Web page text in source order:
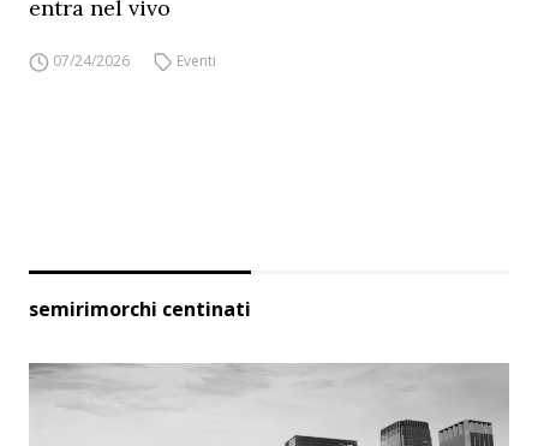
entra nel vivo
07/24/2026 Eventi
semirimorchi centinati